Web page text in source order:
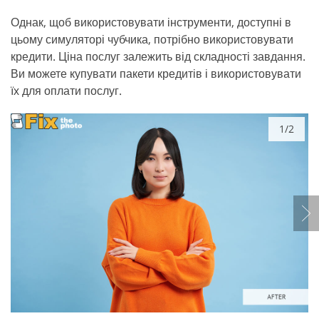
Однак, щоб використовувати інструменти, доступні в
цьому симуляторі чубчика, потрібно використовувати
кредити. Ціна послуг залежить від складності завдання.
Ви можете купувати пакети кредитів і використовувати
їх для оплати послуг.
1/2